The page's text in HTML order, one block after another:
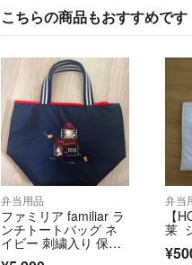
こちらの商品もおすすめです
弁当用品
ファミリア familiar ラ
ンチトートバッグ ネ
イビー 刺繍入り 保冷
弁当
【
莱